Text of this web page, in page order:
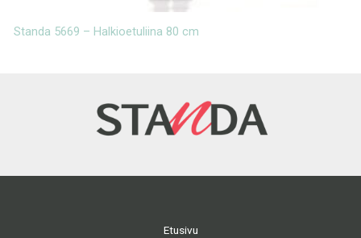
Standa 5669 – Halkioetuliina 80 cm
Etusivu